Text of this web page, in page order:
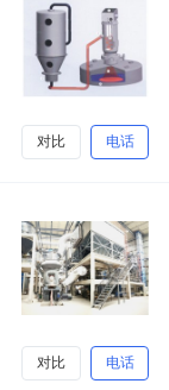
对比 电话
对比 电话